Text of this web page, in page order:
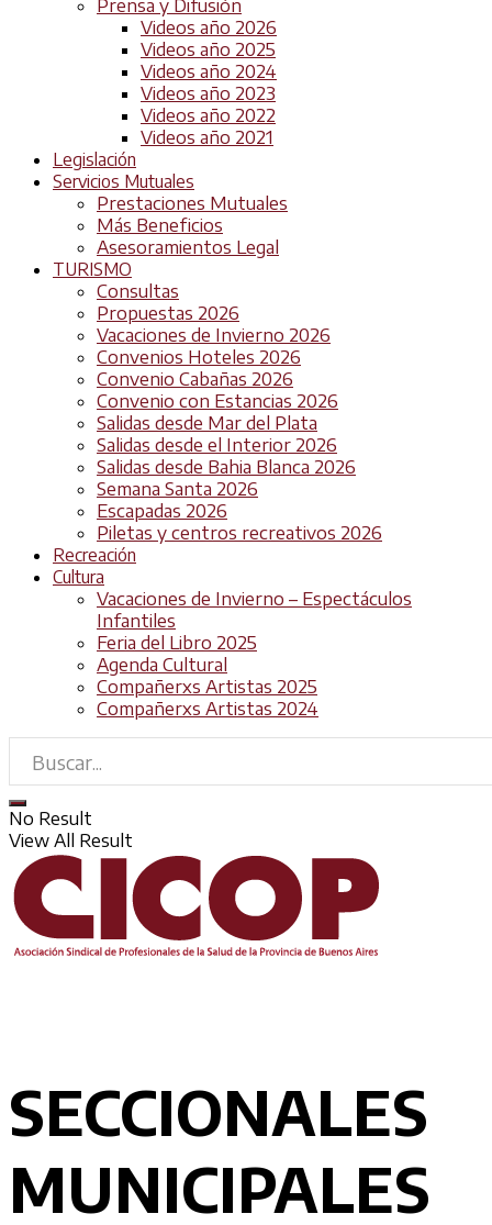
Prensa y Difusión
Videos año 2026
Videos año 2025
Videos año 2024
Videos año 2023
Videos año 2022
Videos año 2021
Legislación
Servicios Mutuales
Prestaciones Mutuales
Más Beneficios
Asesoramientos Legal
TURISMO
Consultas
Propuestas 2026
Vacaciones de Invierno 2026
Convenios Hoteles 2026
Convenio Cabañas 2026
Convenio con Estancias 2026
Salidas desde Mar del Plata
Salidas desde el Interior 2026
Salidas desde Bahia Blanca 2026
Semana Santa 2026
Escapadas 2026
Piletas y centros recreativos 2026
Recreación
Cultura
Vacaciones de Invierno – Espectáculos
Infantiles
Feria del Libro 2025
Agenda Cultural
Compañerxs Artistas 2025
Compañerxs Artistas 2024
No Result
View All Result
SECCIONALES
MUNICIPALES